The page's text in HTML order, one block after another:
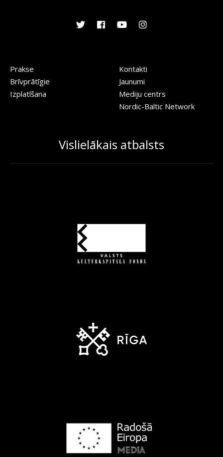
Prakse
Brīvprātīgie
Izplatīšana
Kontakti
Jaunumi
Mediju centrs
Nordic-Baltic Network
Vislielākais atbalsts